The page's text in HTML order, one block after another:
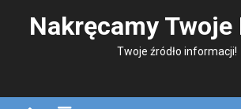
Nakręcamy
Twoje źródło informacji!